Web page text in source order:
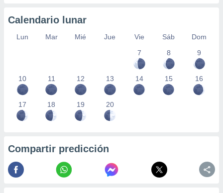
Calendario lunar
Lun Mar Mié Jue Vie Sáb
Dom
7
8 9
10 11 12 13 14 15 16
17 18 19 20
Compartir predicción